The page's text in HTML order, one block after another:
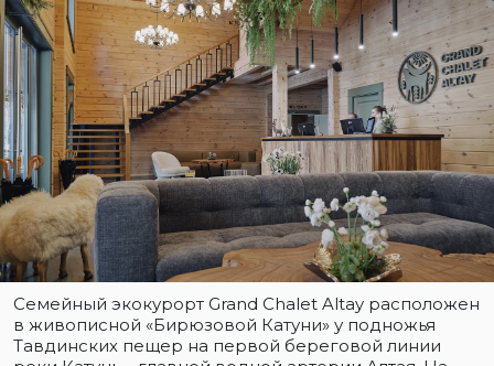
Семейный экокурорт Grand Chalet Altay расположен
в живописной «Бирюзовой Катуни» у подножья
Тавдинских пещер на первой береговой линии